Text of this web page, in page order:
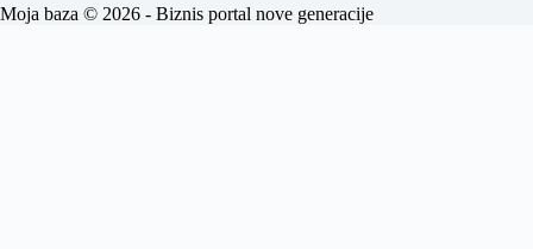
Moja baza © 2026 - Biznis portal nove generacije